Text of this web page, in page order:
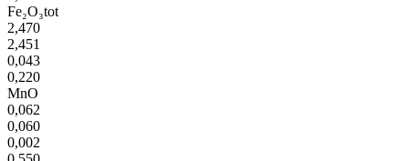
Fe₂O₃tot
2,470
2,451
0,043
0,220
MnO
0,062
0,060
0,002